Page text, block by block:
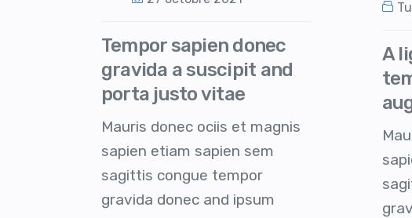
Tempor sapien donec
gravida a suscipit and
porta justo vitae
Mauris donec ociis et magnis
sapien etiam sapien sem
sagittis congue tempor
gravida donec and ipsum
A